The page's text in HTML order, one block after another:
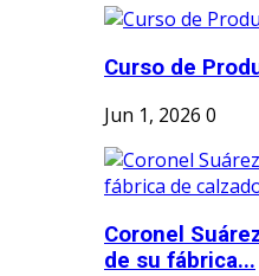
Curso de
Jun 1, 2026 0
Coronel
de su fábrica...